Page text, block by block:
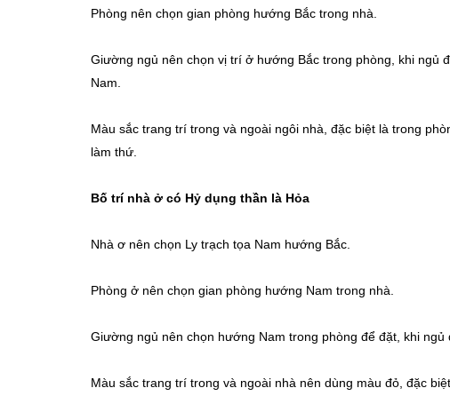
Phòng nên chọn gian phòng hướng Bắc trong nhà.
Giường ngủ nên chọn vị trí ở hướng Bắc trong phòng, khi ngủ
Nam.
Màu sắc trang trí trong và ngoài ngôi nhà, đặc biệt là trong
làm thứ.
Bố trí nhà ở có Hỷ dụng thần là Hỏa
Nhà ơ nên chọn Ly trạch tọa Nam hướng Bắc.
Phòng ở nên chọn gian phòng hướng Nam trong nhà.
Giường ngủ nên chọn hướng Nam trong phòng để đặt, khi
Màu sắc trang trí trong và ngoài nhà nên dùng màu đỏ, đặc